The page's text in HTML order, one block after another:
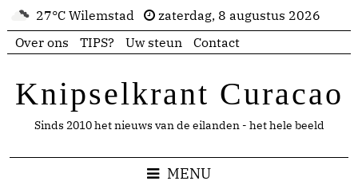
27°C Wilemstad
zaterdag, 8 augustus 2026
Over ons
TIPS? Uw steun Contact
Knipselkrant Curacao
Sinds 2010 het nieuws van de eilanden - het hele beeld
MENU